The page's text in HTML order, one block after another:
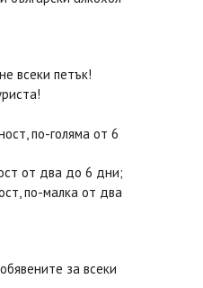
всеки петък!
по-голяма от 6
от два до 6 дни;
по-малка от два
за всеки